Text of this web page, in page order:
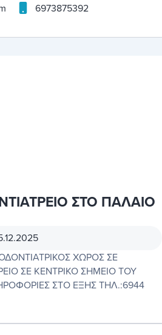
6973875392
ΣΤΟ ΠΑΛΑΙΟ
ΧΩΡΟΣ ΣΕ
ΣΕ ΚΕΝΤΡΙΚΟ ΣΗΜΕΙΟ ΤΟΥ
ΣΤΟ ΕΞΗΣ ΤΗΛ.:6944